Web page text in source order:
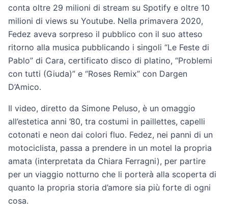
conta oltre 29 milioni di stream su Spotify e oltre 10
milioni di views su Youtube. Nella primavera 2020,
Fedez aveva sorpreso il pubblico con il suo atteso
ritorno alla musica pubblicando i singoli “Le Feste di
Pablo” di Cara, certificato disco di platino, “Problemi
con tutti (Giuda)” e “Roses Remix” con Dargen
D’Amico.
Il video, diretto da Simone Peluso, è un omaggio
all’estetica anni ’80, tra costumi in paillettes, capelli
cotonati e neon dai colori fluo. Fedez, nei panni di un
motociclista, passa a prendere in un motel la propria
amata (interpretata da Chiara Ferragni), per partire
per un viaggio notturno che li porterà alla scoperta di
quanto la propria storia d’amore sia più forte di ogni
cosa.